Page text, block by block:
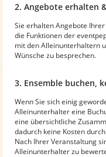
2. Angebote erhalten
Sie erhalten Angebote
die Funktionen der
mit den Alleinunterhaltern
Wünsche zu besprechen.
3. Ensemble buchen,
Wenn Sie sich einig
Alleinunterhalter eine
eine übersichtliche
dadurch keine Kosten
Nach Ihrer Veranstaltung
Alleinunterhalter zu